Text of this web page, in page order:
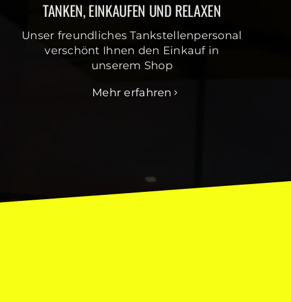
TANKEN, EINKAUFEN UND RELAXEN
Unser freundliches Tankstellenpersonal
verschönt Ihnen den Einkauf in
unserem Shop
Mehr erfahren